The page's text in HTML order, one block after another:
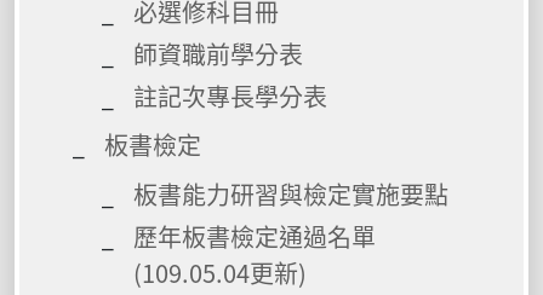
必選修科目冊
師資職前學分表
註記次專長學分表
板書檢定
板書能力研習與檢定實施要點
歷年板書檢定通過名單
(109.05.04更新)